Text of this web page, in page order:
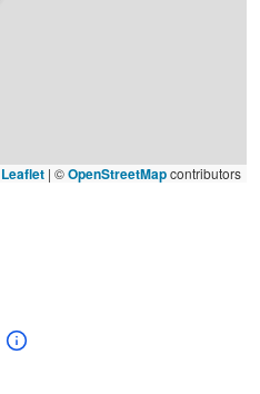
Leaflet | ©OpenStreetMapcontributors